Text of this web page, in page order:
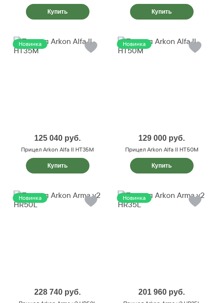
Купить Купить
Новинка
125 040 руб.
Прицел Arkon Alfa II HT35M
Купить
Новинка
129 000 руб.
Прицел Arkon Alfa II HT50M
Купить
Новинка
228 740 руб.
Новинка
201 960 руб.